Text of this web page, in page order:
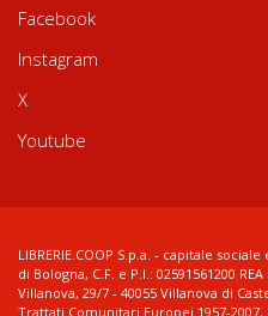
Facebook
Instagram
X
Youtube
LIBRERIE.COOP S.p.a. - capitale
di Bologna, C.F. e P.I.: 02591561200
Villanova, 29/7 - 40055 Villanova di
Trattati Comunitari Europei 1957-2007,